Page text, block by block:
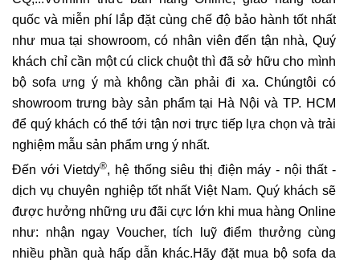
quốc và miễn phí lắp đặt cùng chế độ bảo hành tốt nhất
như mua tại showroom, có nhân viên đến tận nhà, Quý
khách chỉ cần một cú click chuột thì đã sở hữu cho mình
bộ sofa ưng ý mà không cần phải đi xa. Chúngtôi có
showroom trưng bày sản phẩm tại Hà Nội và TP. HCM
để quý khách có thể tới tận nơi trực tiếp lựa chọn và trải
nghiệm mẫu sản phẩm ưng ý nhất.
Đến với Vietdy®, hệ thống siêu thị điện máy - nội thất -
dịch vụ chuyên nghiệp tốt nhất Việt Nam. Quý khách sẽ
được hưởng những ưu đãi cực lớn khi mua hàng Online
như: nhận ngay Voucher, tích luỹ điểm thưởng cùng
nhiều phần quà hấp dẫn khác.Hãy đặt mua bộ sofa da